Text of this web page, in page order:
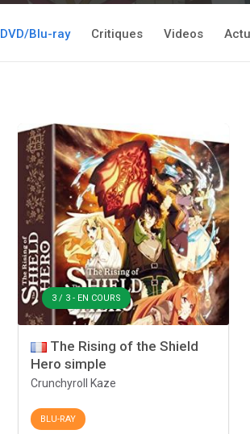
DVD/Blu-ray Critiques Videos Actu
3 / 3 - EN COURS
The Rising of the Shield
Hero simple
Crunchyroll Kaze
BLU-RAY